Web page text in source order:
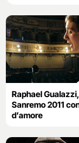
Raphael
Sanremo 2011
d’amore